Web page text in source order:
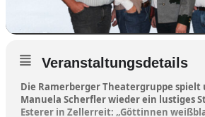
Veranstaltungsdetails
Die Ramerberger Theatergruppe spielt
Manuela Scherfler wieder ein lustiges
Esterer in Zellerreit: „Göttinnen